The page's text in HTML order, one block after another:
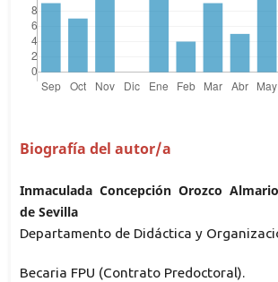
Biografía del autor/a
Inmaculada Concepción Orozco
de Sevilla
Departamento de Didáctica y
Becaria FPU (Contrato Predoctoral).